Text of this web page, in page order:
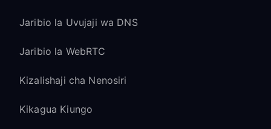
Jaribio la Uvujaji wa DNS
Jaribio la WebRTC
Kizalishaji cha Nenosiri
Kikagua Kiungo